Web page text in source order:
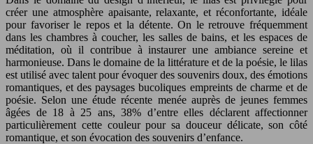
créer une atmosphère apaisante, relaxante, et réconfortante, idéale
pour favoriser le repos et la détente. On le retrouve fréquemment
dans les chambres à coucher, les salles de bains, et les espaces de
méditation, où il contribue à instaurer une ambiance sereine et
harmonieuse. Dans le domaine de la littérature et de la poésie, le lilas
est utilisé avec talent pour évoquer des souvenirs doux, des émotions
romantiques, et des paysages bucoliques empreints de charme et de
poésie. Selon une étude récente menée auprès de jeunes femmes
âgées de 18 à 25 ans, 38% d’entre elles déclarent affectionner
particulièrement cette couleur pour sa douceur délicate, son côté
romantique, et son évocation des souvenirs d’enfance.